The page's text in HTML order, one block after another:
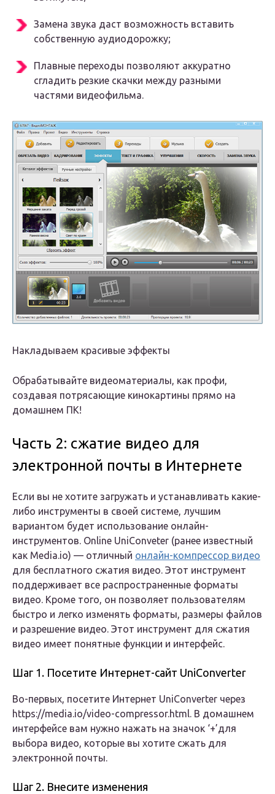
Замена звука даст возможность вставить
собственную аудиодорожку;
Плавные переходы позволяют аккуратно
сгладить резкие скачки между разными
частями видеофильма.
Накладываем красивые эффекты
Обрабатывайте видеоматериалы, как профи,
создавая потрясающие кинокартины прямо на
домашнем ПК!
Часть 2: сжатие видео для
электронной почты в Интернете
Если вы не хотите загружать и устанавливать какие-
либо инструменты в своей системе, лучшим
вариантом будет использование онлайн-
инструментов. Online UniConveter (ранее известный
как Media.io) — отличный онлайн-компрессор видео
для бесплатного сжатия видео. Этот инструмент
поддерживает все распространенные форматы
видео. Кроме того, он позволяет пользователям
быстро и легко изменять форматы, размеры файлов
и разрешение видео. Этот инструмент для сжатия
видео имеет понятные функции и интерфейс.
Шаг 1. Посетите Интернет-сайт UniConverter
Во-первых, посетите Интернет UniConverter через
https://media.io/video-compressor.html. В домашнем
интерфейсе вам нужно нажать на значок ‘+’для
выбора видео, которые вы хотите сжать для
электронной почты.
Шаг 2. Внесите изменения